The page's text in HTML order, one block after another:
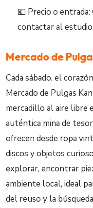
💶 Precio o
contactar al
Mercado de
Cada sábado, el
Mercado de Pulgas
mercadillo al aire libre
auténtica mina de
ofrecen desde ropa
discos y objetos
explorar, encontrar
ambiente local, ideal
del reuso y la